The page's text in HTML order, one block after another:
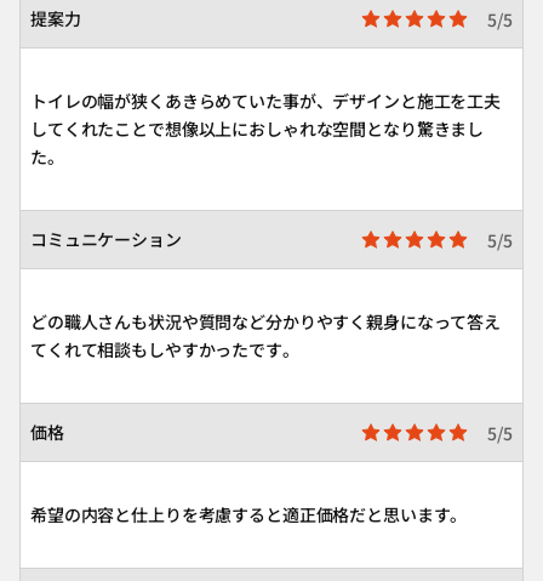
提案力 5/5
トイレの幅が狭くあきらめていた事が、デザインと施工を工夫
してくれたことで想像以上におしゃれな空間となり驚きまし
た。
コミュニケーション 5/5
どの職人さんも状況や質問など分かりやすく親身になって答え
てくれて相談もしやすかったです。
価格 5/5
希望の内容と仕上りを考慮すると適正価格だと思います。